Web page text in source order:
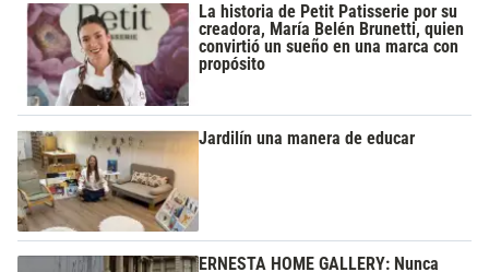
La historia de Petit Patisserie por su
creadora, María Belén Brunetti, quien
convirtió un sueño en una marca con
propósito
Jardilín una manera de educar
ERNESTA HOME GALLERY: Nunca